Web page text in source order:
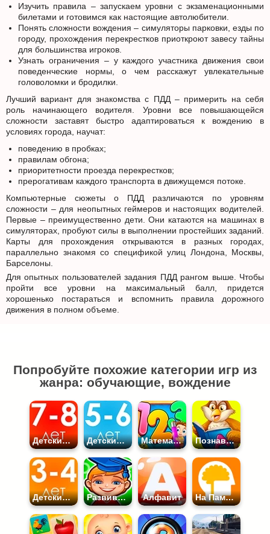
Изучить правила – запускаем уровни с экзаменационными
билетами и готовимся как настоящие автолюбители.
Понять сложности вождения – симуляторы парковки, езды по
городу, прохождения перекрестков приоткроют завесу тайны
для большинства игроков.
Узнать ограничения – у каждого участника движения свои
поведенческие нормы, о чем расскажут увлекательные
головоломки и бродилки.
Лучший вариант для знакомства с ПДД – примерить на себя
роль начинающего водителя. Уровни все повышающейся
сложности заставят быстро адаптироваться к вождению в
условиях города, научат:
поведению в пробках;
правилам обгона;
приоритетности проезда перекрестков;
прерогативам каждого транспорта в движущемся потоке.
Компьютерные сюжеты о ПДД различаются по уровням
сложности – для неопытных геймеров и настоящих водителей.
Первые – преимущественно дети. Они катаются на машинах в
симуляторах, пробуют силы в выполнении простейших заданий.
Карты для прохождения открываются в разных городах,
параллельно знакомя со спецификой улиц Лондона, Москвы,
Барселоны.
Для опытных пользователей задания ПДД рангом выше. Чтобы
пройти все уровни на максимальный балл, придется
хорошенько постараться и вспомнить правила дорожного
движения в полном объеме.
Попробуйте похожие категории игр из
жанра: обучающие, вождение
Детские Развивающие 7-8 лет Детские Развивающие 5-6 лет Математика Познавательные
Детские Развивающие 3-4 года Развивающие Алфавит На Память